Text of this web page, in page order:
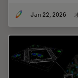
Jan 22, 2026